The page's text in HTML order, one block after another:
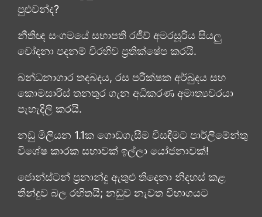
පුළුවන්ද?
නීතිඥ සංගමයේ සභාපති රජීව් අමරසූරිය සියලු
චෝදනා පදනම් විරහිව ප්‍රතික්ෂේප කරයි.
බන්ධනාගාර තදබදය, රස පරීක්ෂක අර්බුදය සහ
කොමසාරිස් තනතුර ගැන අධිකරණ අමාත්‍යවරයා
පැහැදිලි කරයි.
නඩු මිලියන 1.1ක ගොඩගැසීම විසඳීමට පාර්ලිමේන්තු
විශේෂ කාරක සභාවක් ඉල්ලා යෝජනාවක්!
ජොන්ස්ටන් ප්‍රනාන්දු ඇතුළු තිදෙනා නිදහස් කළ
තීන්දුව බල රහිතයි; නඩුව නැවත විභාගයට